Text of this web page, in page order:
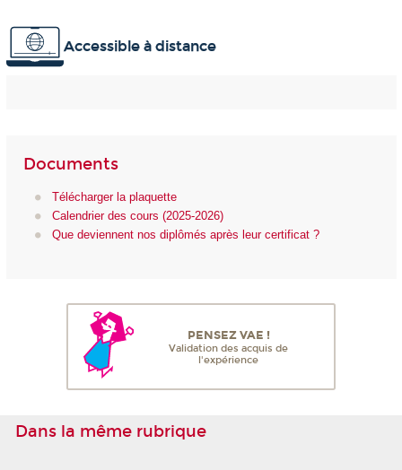
Accessible à distance
Documents
Télécharger la plaquette
Calendrier des cours (2025-2026)
Que deviennent nos diplômés après leur certificat ?
PENSEZ VAE !
Validation des acquis de
l'expérience
Dans la même rubrique